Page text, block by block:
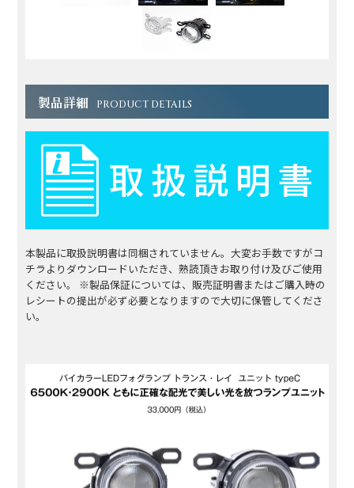
製品詳細 PRODUCT DETAILS
本製品に取扱説明書は同梱されていません。大変お手数ですがコ
チラよりダウンロードいただき、熟読頂きお取り付け及びご使用
ください。 ※製品保証については、販売証明書またはご購入時の
レシートの提出が必ず必要となりますので大切に保管してくださ
い。